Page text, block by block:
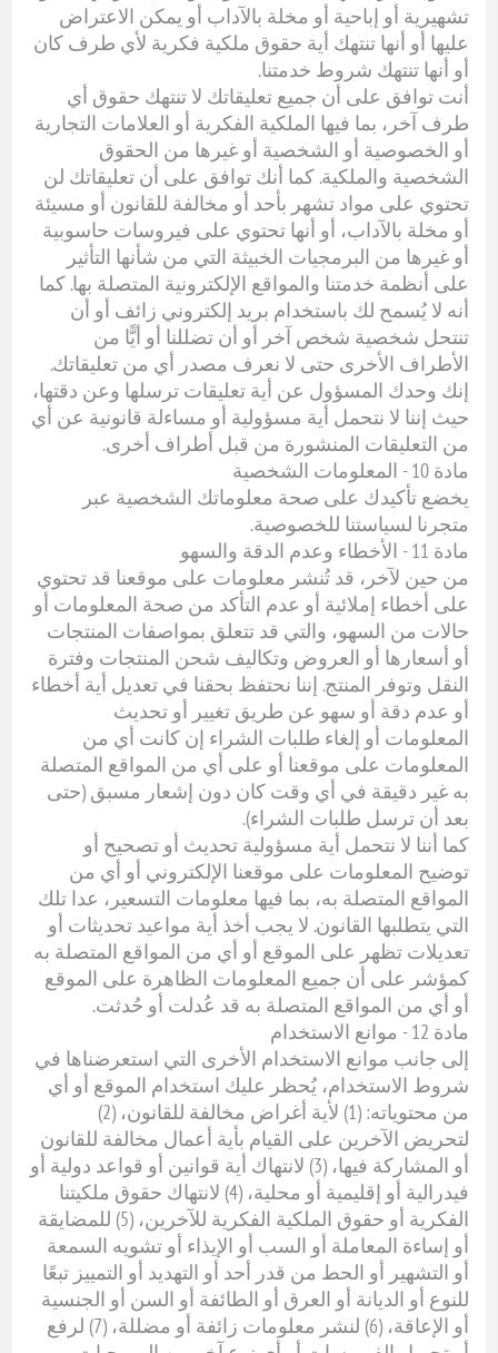
تشهيرية أو إباحية أو مخلة بالآداب أو يمكن الاعتراض
عليها أو أنها تنتهك أية حقوق ملكية فكرية لأي طرف كان
أو أنها تنتهك شروط خدمتنا.
أنت توافق على أن جميع تعليقاتك لا تنتهك حقوق أي
طرف آخر، بما فيها الملكية الفكرية أو العلامات التجارية
أو الخصوصية أو الشخصية أو غيرها من الحقوق
الشخصية والملكية. كما أنك توافق على أن تعليقاتك لن
تحتوي على مواد تشهر بأحد أو مخالفة للقانون أو مسيئة
أو مخلة بالآداب، أو أنها تحتوي على فيروسات حاسوبية
أو غيرها من البرمجيات الخبيثة التي من شأنها التأثير
على أنظمة خدمتنا والمواقع الإلكترونية المتصلة بها. كما
أنه لا يُسمح لك باستخدام بريد إلكتروني زائف أو أن
تنتحل شخصية شخص آخر أو أن تضللنا أو أيًّا من
الأطراف الأخرى حتى لا نعرف مصدر أي من تعليقاتك.
إنك وحدك المسؤول عن أية تعليقات ترسلها وعن دقتها،
حيث إننا لا نتحمل أية مسؤولية أو مساءلة قانونية عن أي
من التعليقات المنشورة من قبل أطراف أخرى.
مادة 10 - المعلومات الشخصية
يخضع تأكيدك على صحة معلوماتك الشخصية عبر
متجرنا لسياستنا للخصوصية.
مادة 11 - الأخطاء وعدم الدقة والسهو
من حين لآخر، قد تُنشر معلومات على موقعنا قد تحتوي
على أخطاء إملائية أو عدم التأكد من صحة المعلومات أو
حالات من السهو، والتي قد تتعلق بمواصفات المنتجات
أو أسعارها أو العروض وتكاليف شحن المنتجات وفترة
النقل وتوفر المنتج. إننا نحتفظ بحقنا في تعديل أية أخطاء
أو عدم دقة أو سهو عن طريق تغيير أو تحديث
المعلومات أو إلغاء طلبات الشراء إن كانت أي من
المعلومات على موقعنا أو على أي من المواقع المتصلة
به غير دقيقة في أي وقت كان دون إشعار مسبق (حتى
بعد أن ترسل طلبات الشراء).
كما أننا لا نتحمل أية مسؤولية تحديث أو تصحيح أو
توضيح المعلومات على موقعنا الإلكتروني أو أي من
المواقع المتصلة به، بما فيها معلومات التسعير، عدا تلك
التي يتطلبها القانون. لا يجب أخذ أية مواعيد تحديثات أو
تعديلات تظهر على الموقع أو أي من المواقع المتصلة به
كمؤشر على أن جميع المعلومات الظاهرة على الموقع
أو أي من المواقع المتصلة به قد عُدلت أو حُدثت.
مادة 12 - موانع الاستخدام
إلى جانب موانع الاستخدام الأخرى التي استعرضناها في
شروط الاستخدام، يُحظر عليك استخدام الموقع أو أي
من محتوياته: (1) لأية أغراض مخالفة للقانون، (2)
لتحريض الآخرين على القيام بأية أعمال مخالفة للقانون
أو المشاركة فيها، (3) لانتهاك أية قوانين أو قواعد دولية أو
فيدرالية أو إقليمية أو محلية، (4) لانتهاك حقوق ملكيتنا
الفكرية أو حقوق الملكية الفكرية للآخرين، (5) للمضايقة
أو إساءة المعاملة أو السب أو الإيذاء أو تشويه السمعة
أو التشهير أو الحط من قدر أحد أو التهديد أو التمييز تبعًا
للنوع أو الديانة أو العرق أو الطائفة أو السن أو الجنسية
أو الإعاقة، (6) لنشر معلومات زائفة أو مضللة، (7) لرفع